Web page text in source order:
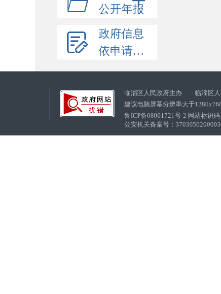
公开年报
政府信息
依申请公开
临淄区人民政府主办 临淄区人
建议电脑屏幕分辨率大于
鲁ICP备08001721号-2 网站标识
公安机关备案号：